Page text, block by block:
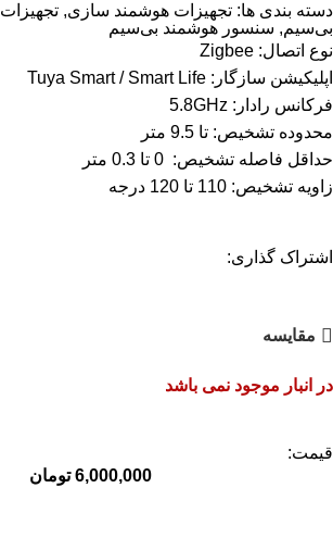
دسته بندی ها: تجهیزات هوشمند سازی,
بی‌سیم, سنسور هوشمند بی‌سیم
نوع اتصال: Zigbee
اپلیکیشن سازگار: Tuya Smart / Smart Life
فرکانس رادار: 5.8GHz
محدوده تشخیص: تا 9.5 متر
حداقل فاصله تشخیص: 0 تا 0.3 متر
زاویه تشخیص: 110 تا 120 درجه
اشتراک گذاری:
مقایسه
در انبار موجود نمی باشد
قیمت:
6,000,000 تومان